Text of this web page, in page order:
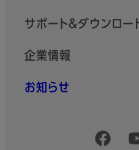
サポート＆ダウンロー
企業情報
お知らせ
公式SNSアカウント